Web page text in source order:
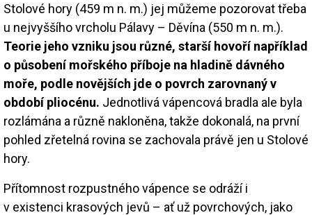
Stolové hory (459 m n. m.) jej můžeme pozorovat třeba
u nejvyššího vrcholu Pálavy – Děvína (550 m n. m.).
Teorie jeho vzniku jsou různé, starší hovoří například
o působení mořského příboje na hladině dávného
moře, podle novějších jde o povrch zarovnaný v
období pliocénu. Jednotlivá vápencová bradla ale byla
rozlámána a různě nakloněna, takže dokonalá, na první
pohled zřetelná rovina se zachovala právě jen u Stolové
hory.
Přítomnost rozpustného vápence se odráží i
v existenci krasových jevů – ať už povrchových, jako